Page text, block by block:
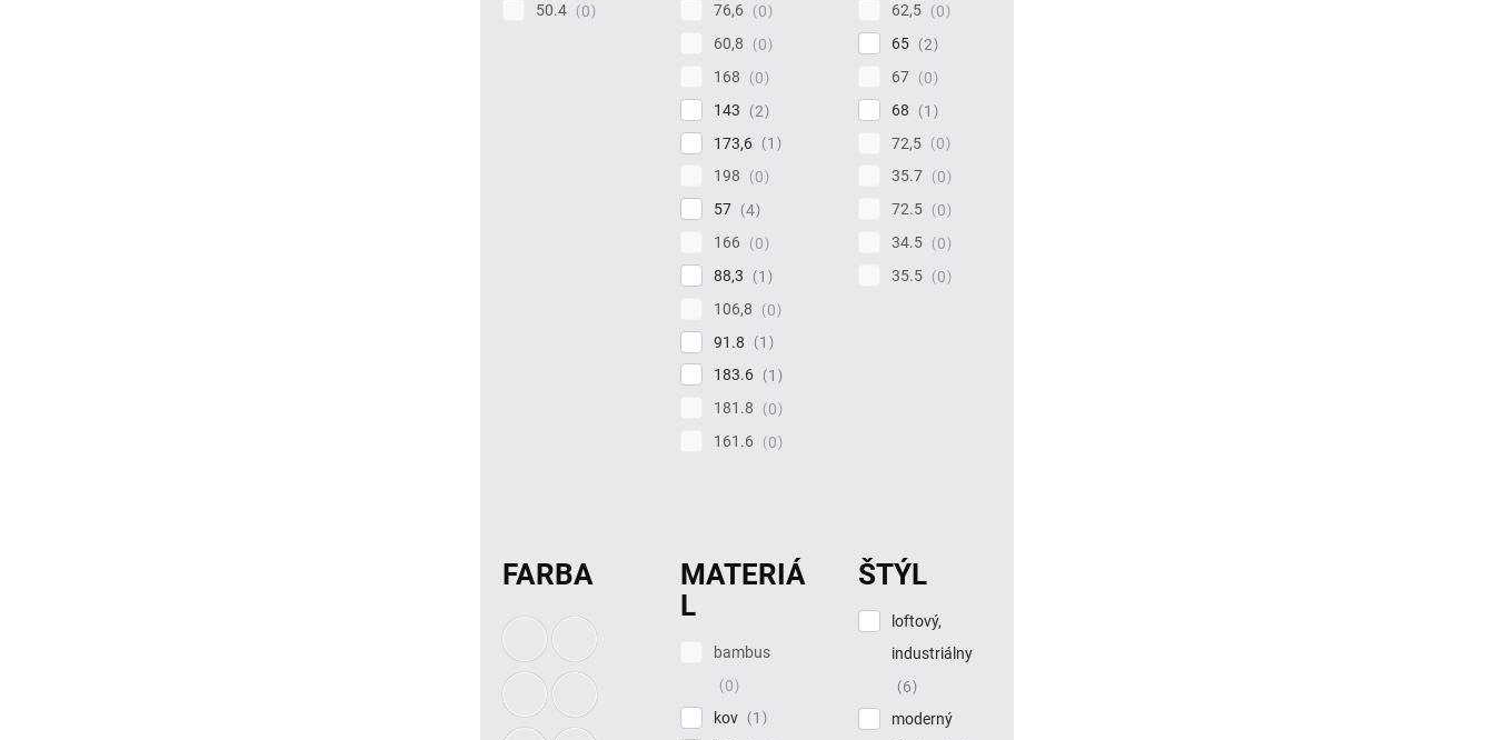
50.4
0
76,6
0
60,8
0
168
0
143
2
173,6
1
198
0
57
4
166
0
88,3
1
106,8
0
91.8
1
183.6
1
181.8
0
161.6
0
62,5
0
65
2
67
0
68
1
72,5
0
35.7
0
72.5
0
34.5
0
35.5
0
FARBA
MATERIÁ
L
bambus
0
kov
1
ŠTÝL
loftový,
industriálny
6
moderný